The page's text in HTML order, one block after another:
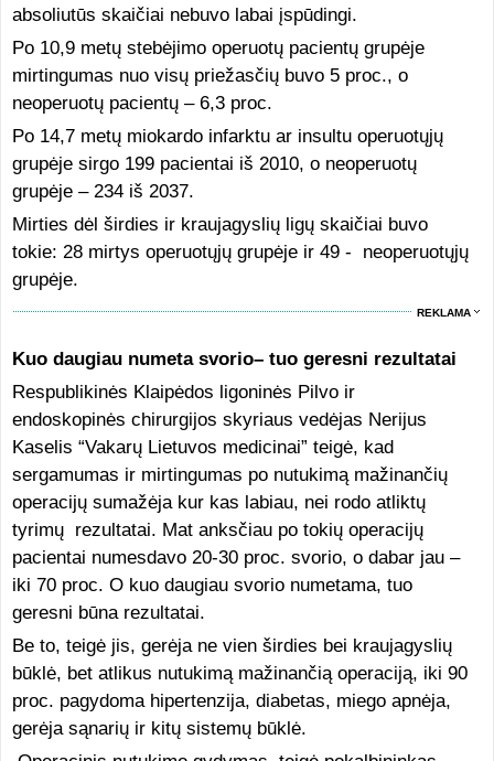
absoliutūs skaičiai nebuvo labai įspūdingi.
Po 10,9 metų stebėjimo operuotų pacientų grupėje
mirtingumas nuo visų priežasčių buvo 5 proc., o
neoperuotų pacientų – 6,3 proc.
Po 14,7 metų miokardo infarktu ar insultu operuotųjų
grupėje sirgo 199 pacientai iš 2010, o neoperuotų
grupėje – 234 iš 2037.
Mirties dėl širdies ir kraujagyslių ligų skaičiai buvo
tokie: 28 mirtys operuotųjų grupėje ir 49 - neoperuotųjų
grupėje.
REKLAMA
Kuo daugiau numeta svorio– tuo geresni rezultatai
Respublikinės Klaipėdos ligoninės Pilvo ir
endoskopinės chirurgijos skyriaus vedėjas Nerijus
Kaselis “Vakarų Lietuvos medicinai” teigė, kad
sergamumas ir mirtingumas po nutukimą mažinančių
operacijų sumažėja kur kas labiau, nei rodo atliktų
tyrimų rezultatai. Mat anksčiau po tokių operacijų
pacientai numesdavo 20-30 proc. svorio, o dabar jau –
iki 70 proc. O kuo daugiau svorio numetama, tuo
geresni būna rezultatai.
Be to, teigė jis, gerėja ne vien širdies bei kraujagyslių
būklė, bet atlikus nutukimą mažinančią operaciją, iki 90
proc. pagydoma hipertenzija, diabetas, miego apnėja,
gerėja sąnarių ir kitų sistemų būklė.